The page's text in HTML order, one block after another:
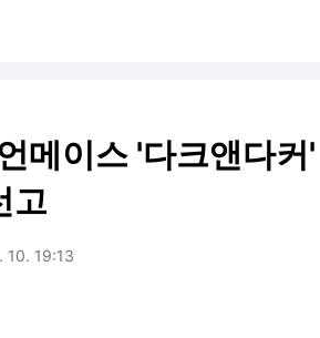
메이스 '다크앤다커
고
10. 19:13